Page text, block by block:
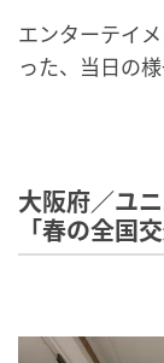
エンターテイ
った、当日の
大阪府／ユ
「春の全国